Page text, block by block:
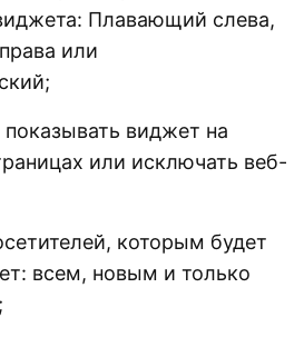
Плавающий слева,
или
виджет на
или исключать веб-
которым будет
всем, новым и только